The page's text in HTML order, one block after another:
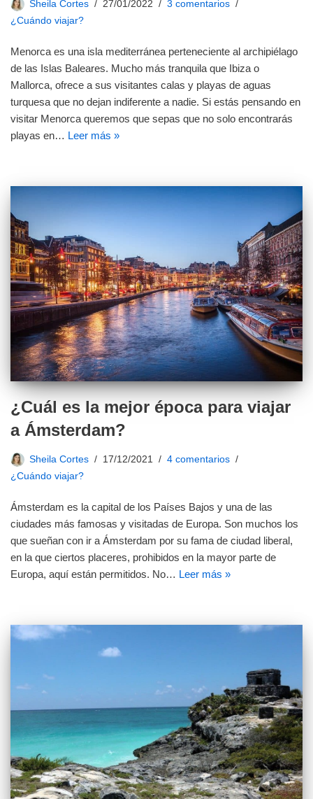
Sheila Cortes 27/01/2022
3 comentarios
¿Cuándo viajar?
Menorca es una isla mediterránea perteneciente al archipiélago
de las Islas Baleares. Mucho más tranquila que Ibiza o
Mallorca, ofrece a sus visitantes calas y playas de aguas
turquesa que no dejan indiferente a nadie. Si estás pensando en
visitar Menorca queremos que sepas que no solo encontrarás
playas en… Leer más »
¿Cuál es la mejor época para viajar
a Ámsterdam?
Sheila Cortes 17/12/2021
4 comentarios
¿Cuándo viajar?
Ámsterdam es la capital de los Países Bajos y una de las
ciudades más famosas y visitadas de Europa. Son muchos los
que sueñan con ir a Ámsterdam por su fama de ciudad liberal,
en la que ciertos placeres, prohibidos en la mayor parte de
Europa, aquí están permitidos. No… Leer más »